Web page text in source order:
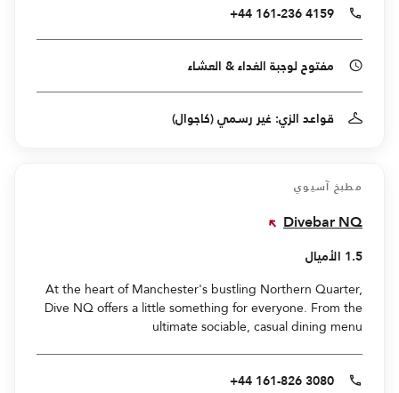
+44 161-236 4159
مفتوح لوجبة الغداء & العشاء
قواعد الزي: غير رسمي (كاجوال)
مطبخ آسيوي
Divebar NQ
1.5 الأميال
At the heart of Manchester's bustling Northern Quarter,
Dive NQ offers a little something for everyone. From the
ultimate sociable, casual dining menu
+44 161-826 3080